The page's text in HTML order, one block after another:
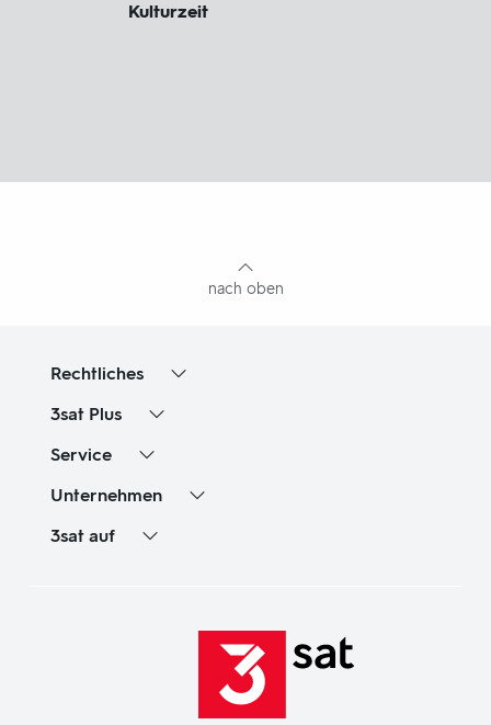
Kulturzeit
nach oben
Rechtliches
3sat Plus
Service
Unternehmen
3sat auf